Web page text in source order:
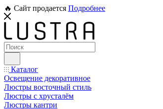
🔥 Сайт продается Подробнее
Каталог
Освещение декоративное
Люстры восточный стиль
Люстры с хрусталём
Люстры кантри